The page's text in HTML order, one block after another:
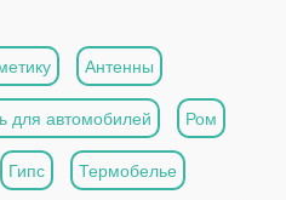
Антенны
для автомобилей Ром
Гипс Термобелье